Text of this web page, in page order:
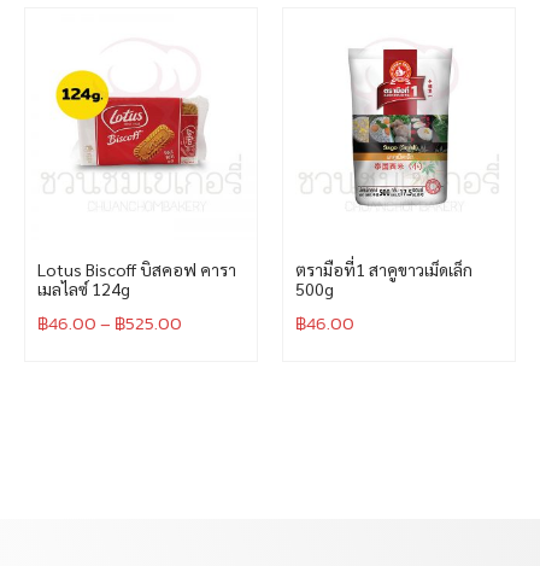
Lotus Biscoff บิสคอฟ คารา
เมลไลซ์ 124g
฿46.00– ฿525.00
ตรามือที่1 สาคูขาวเม็ดเล็ก
500g
฿46.00